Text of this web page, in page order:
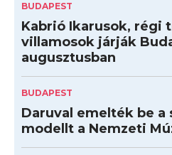
BUDAPEST
Kabrió Ikarusok, régi
villamosok járják
augusztusban
BUDAPEST
Daruval emelték be a
modellt a Nemzeti